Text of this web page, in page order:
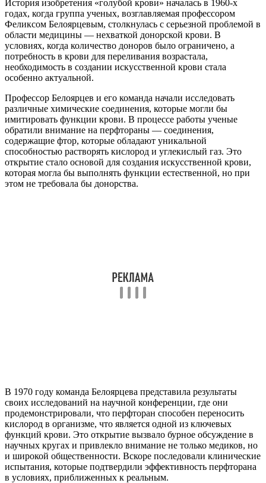
История изобретения «голубой крови» началась в 1960-х
годах, когда группа ученых, возглавляемая профессором
Феликсом Белоярцевым, столкнулась с серьезной проблемой в
области медицины — нехваткой донорской крови. В
условиях, когда количество доноров было ограничено, а
потребность в крови для переливания возрастала,
необходимость в создании искусственной крови стала
особенно актуальной.
Профессор Белоярцев и его команда начали исследовать
различные химические соединения, которые могли бы
имитировать функции крови. В процессе работы ученые
обратили внимание на перфтораны — соединения,
содержащие фтор, которые обладают уникальной
способностью растворять кислород и углекислый газ. Это
открытие стало основой для создания искусственной крови,
которая могла бы выполнять функции естественной, но при
этом не требовала бы донорства.
В 1970 году команда Белоярцева представила результаты
своих исследований на научной конференции, где они
продемонстрировали, что перфторан способен переносить
кислород в организме, что является одной из ключевых
функций крови. Это открытие вызвало бурное обсуждение в
научных кругах и привлекло внимание не только медиков, но
и широкой общественности. Вскоре последовали клинические
испытания, которые подтвердили эффективность перфторана
в условиях, приближенных к реальным.